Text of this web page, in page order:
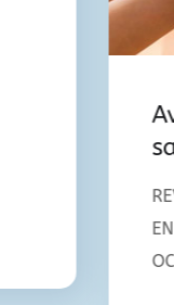
Avenant
salariale
EN VIGUEUR
OCTOBRE